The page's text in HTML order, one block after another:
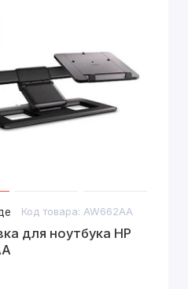
Код товара: AW662AA
для ноутбука HP